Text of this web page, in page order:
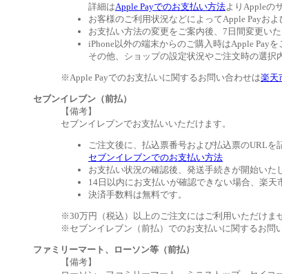
詳細はApple Payでのお支払い方法よりAppleの
お客様のご利用状況などによってApple Payお
お支払い方法の変更をご案内後、7日間変更い
iPhone以外の端末からのご購入時はApple Pay
その他、ショップの設定状況やご注文時の選択
※Apple Payでのお支払いに関するお問い合わせは楽天
セブンイレブン（前払）
【備考】
セブンイレブンでお支払いいただけます。
ご注文後に、払込票番号および払込票のURLを
セブンイレブンでのお支払い方法
お支払い状況の確認後、発送手続きが開始いた
14日以内にお支払いが確認できない場合、楽天
決済手数料は無料です。
※30万円（税込）以上のご注文にはご利用いただけま
※セブンイレブン（前払）でのお支払いに関するお問
ファミリーマート、ローソン等（前払）
【備考】